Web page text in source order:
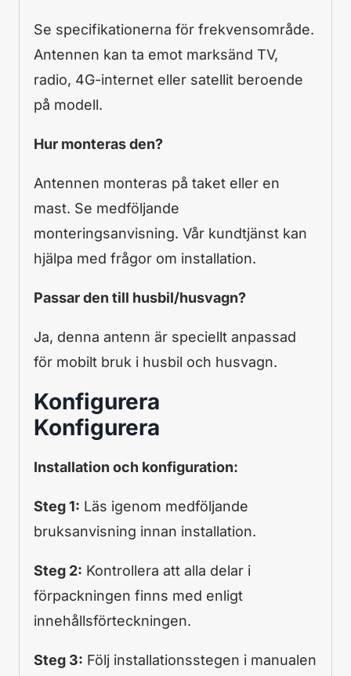
Se specifikationerna för frekvensområde.
Antennen kan ta emot marksänd TV,
radio, 4G-internet eller satellit beroende
på modell.
Hur monteras den?
Antennen monteras på taket eller en
mast. Se medföljande
monteringsanvisning. Vår kundtjänst kan
hjälpa med frågor om installation.
Passar den till husbil/husvagn?
Ja, denna antenn är speciellt anpassad
för mobilt bruk i husbil och husvagn.
Konfigurera
Konfigurera
Installation och konfiguration:
Steg 1: Läs igenom medföljande
bruksanvisning innan installation.
Steg 2: Kontrollera att alla delar i
förpackningen finns med enligt
innehållsförteckningen.
Steg 3: Följ installationsstegen i manualen